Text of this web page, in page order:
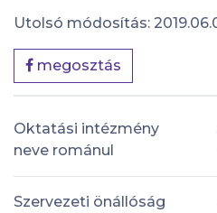
Utolsó módosítás:
megosztás
Oktatási intézmény
neve románul
Szervezeti önállóság